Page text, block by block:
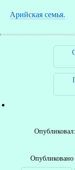
Арийская семья.